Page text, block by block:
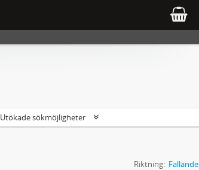
Utökade sökmöjligheter
Riktning: Fallande